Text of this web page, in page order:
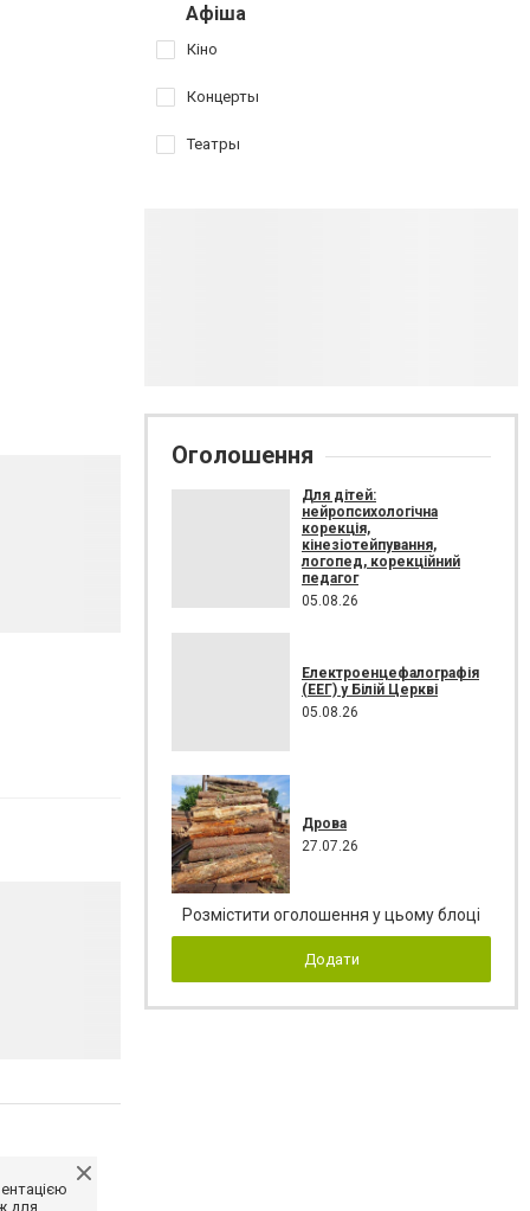
для
Афіша
Кіно
Концерты
Театры
Оголошення
Для дітей:
нейропсихологічна
корекція,
кінезіотейпування,
логопед, корекційний
педагог
05.08.26
Електроенцефалографія
(ЕЕГ) у Білій Церкві
05.08.26
Дрова
27.07.26
Розмістити оголошення у цьому блоці
Додати